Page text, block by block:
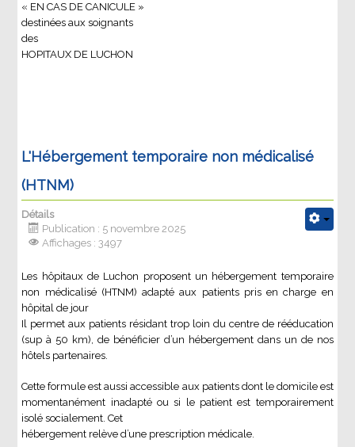
« EN CAS DE CANICULE »
destinées aux soignants
des
HOPITAUX DE LUCHON
L'Hébergement temporaire non médicalisé
(HTNM)
Détails
Publication : 5 novembre 2025
Affichages : 3497
Les hôpitaux de Luchon proposent un hébergement temporaire
non médicalisé (HTNM) adapté aux patients pris en charge en
hôpital de jour
Il permet aux patients résidant trop loin du centre de rééducation
(sup à 50 km), de bénéficier d’un hébergement dans un de nos
hôtels partenaires.
Cette formule est aussi accessible aux patients dont le domicile est
momentanément inadapté ou si le patient est temporairement
isolé socialement. Cet
hébergement relève d’une prescription médicale.